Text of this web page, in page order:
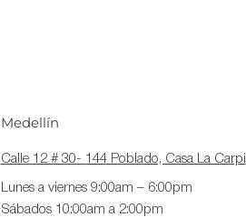
Medellín
Calle 12 # 30- 144 Poblado, Casa La Carpi
Lunes a viernes 9:00am – 6:00pm
Sábados 10:00am a 2:00pm